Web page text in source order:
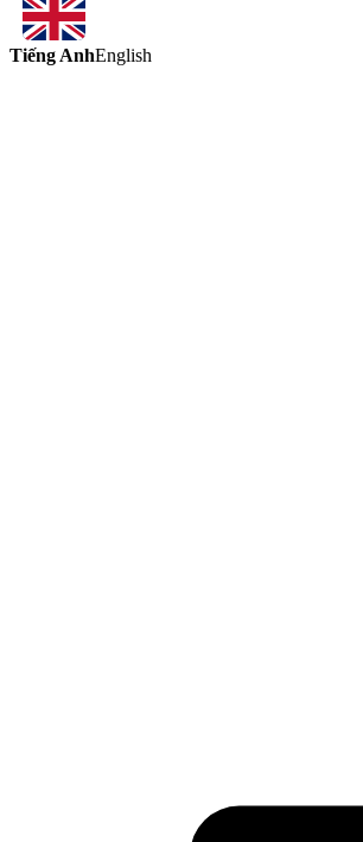
Tiếng AnhEnglish